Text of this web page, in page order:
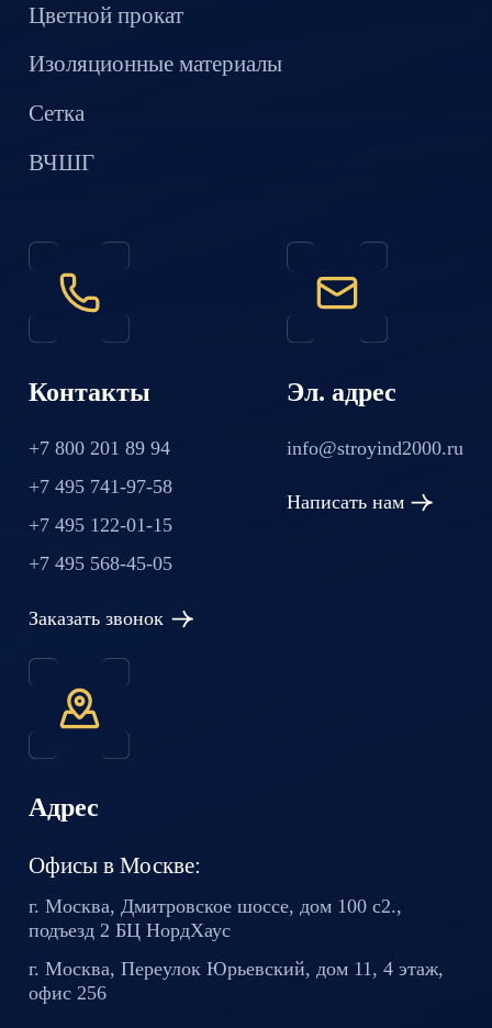
Цветной прокат
Изоляционные материалы
Сетка
ВЧШГ
Контакты
+7 800 201 89 94
+7 495 741-97-58
+7 495 122-01-15
+7 495 568-45-05
Заказать звонок
Эл. адрес
info@stroyind2000.ru
Написать нам
Адрес
Офисы в Москве:
г. Москва, Дмитровское шоссе, дом 100 с2.,
подъезд 2 БЦНордХаус
г. Москва, Переулок Юрьевский, дом 11, 4 этаж,
офис 256